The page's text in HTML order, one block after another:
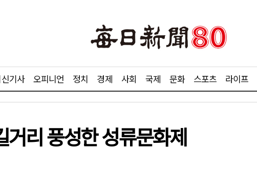
기사 오피니언 정치 경제 사회 국제 문화 스포츠 라이프
거리 풍성한 성류문화제